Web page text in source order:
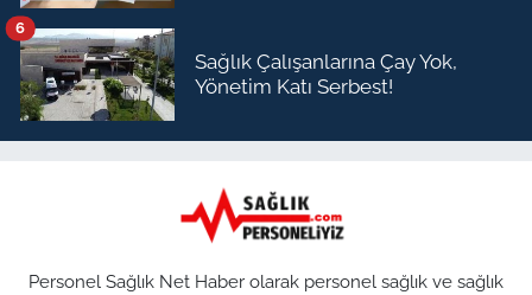
Sağlık Çalışanlarına Çay Yok,
Yönetim Katı Serbest!
6
Personel Sağlık Net Haber olarak personel sağlık ve sağlık